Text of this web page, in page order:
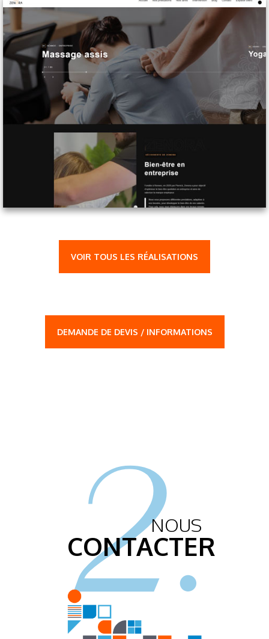
VOIR TOUS LES RÉALISATIONS
DEMANDE DE DEVIS / INFORMATIONS
2.
NOUS
CONTACTER